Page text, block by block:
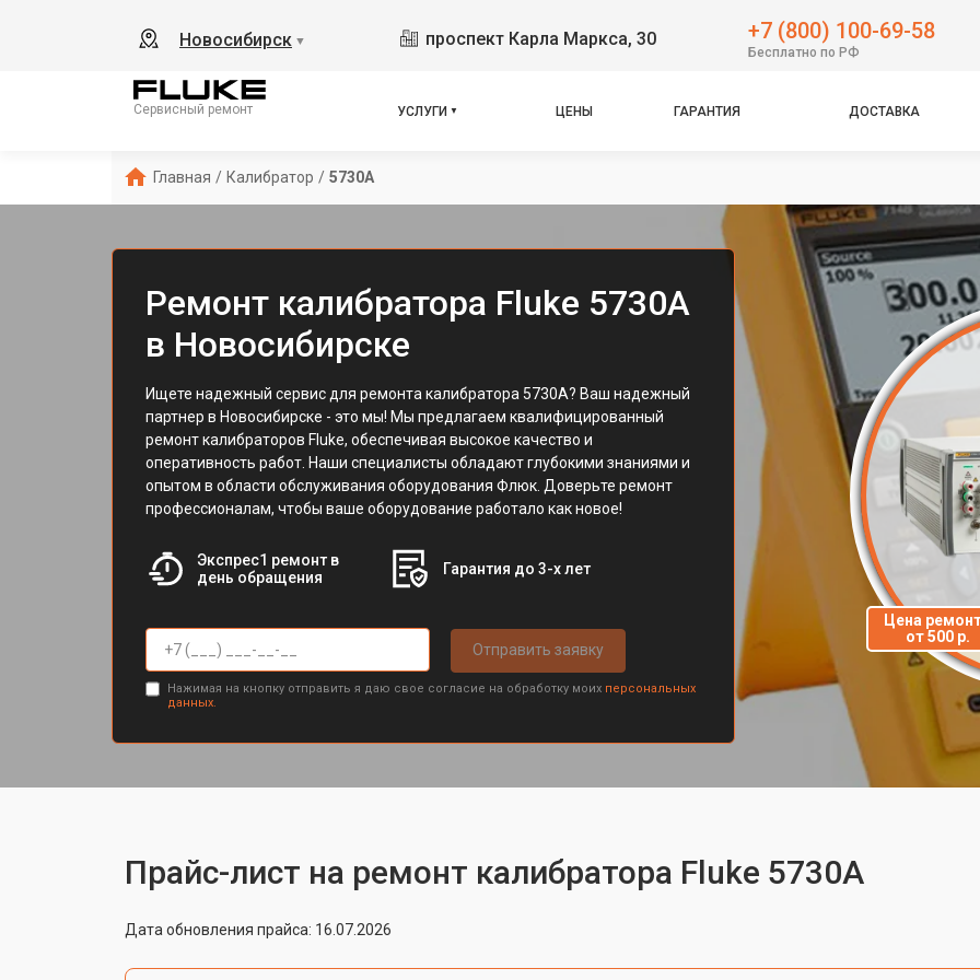
Новосибирск ▼ проспект Карла Маркса, 30 +7 (800) 100-69-58
Бесплатно по РФ
Сервисный ремонт УСЛУГИ ЦЕНЫ ГАРАНТИЯ ДОСТАВКА
Главная / Калибратор / 5730A
Ремонт калибратора Fluke 5730A
в Новосибирске
Ищете надежный сервис для ремонта калибратора 5730A? Ваш надежный
партнер в Новосибирске - это мы! Мы предлагаем квалифицированный
ремонт калибраторов Fluke, обеспечивая высокое качество и
оперативность работ. Наши специалисты обладают глубокими знаниями и
опытом в области обслуживания оборудования Флюк. Доверьте ремонт
профессионалам, чтобы ваше оборудование работало как новое!
Экспрес1 ремонт в
день обращения
Гарантия до 3-х лет
Отправить заявку
Нажимая на кнопку отправить я даю свое согласие на обработку моих персональных
данных.
Цена
от 500 р.
Прайс-лист на ремонт калибратора Fluke 5730A
Дата обновления прайса: 16.07.2026